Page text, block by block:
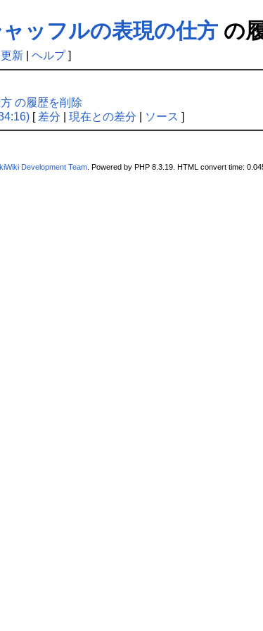
ッフルの表現の仕方の
新| ヘルプ]
の履歴を削除
[ 差分 現在との差分 ソース ]
Development Team. Powered by PHP 8.3.19. HTML convert time: